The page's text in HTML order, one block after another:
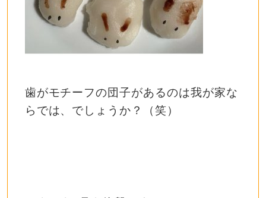
歯がモチーフの団子があるのは我が家な
らでは、でしょうか？（笑）